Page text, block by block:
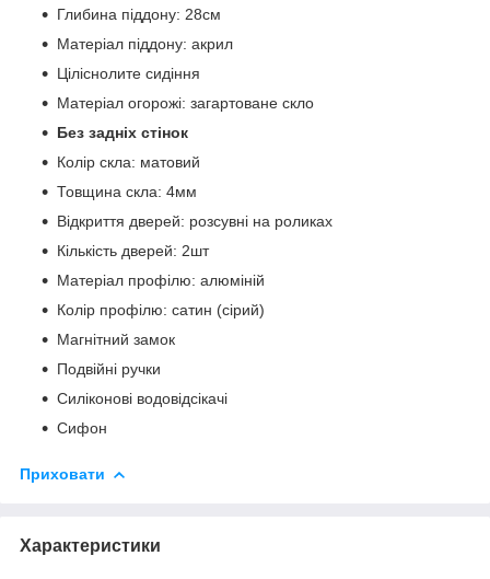
Глибина піддону: 28см
Матеріал піддону: акрил
Ціліснолите сидіння
Матеріал огорожі: загартоване скло
Без задніх стінок
Колір скла: матовий
Товщина скла: 4мм
Відкриття дверей: розсувні на роликах
Кількість дверей: 2шт
Матеріал профілю: алюміній
Колір профілю: сатин (сірий)
Магнітний замок
Подвійні ручки
Силіконові водовідсікачі
Сифон
Приховати
Характеристики